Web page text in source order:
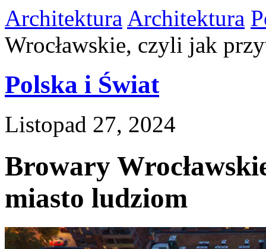
Architektura Architektura
Wrocławskie, czyli jak
Polska i Świat
Listopad 27, 2024
Browary
miasto ludziom